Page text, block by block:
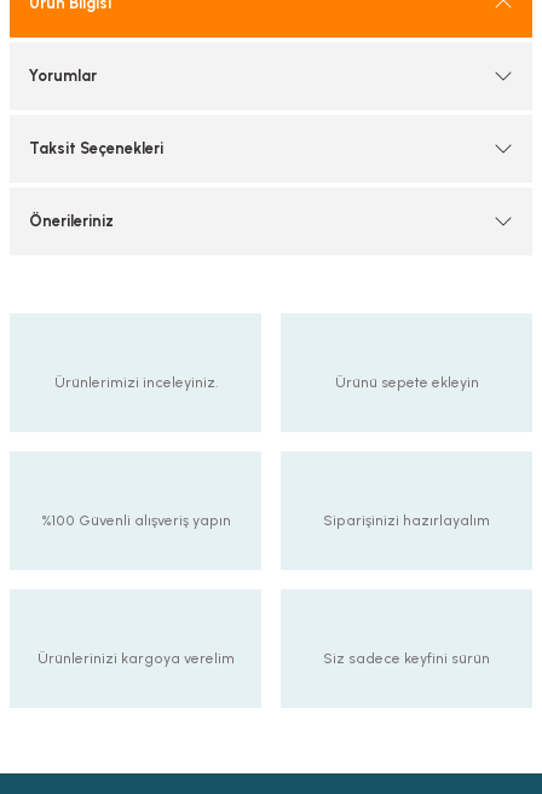
Armatür
Yorumlar
Taksit Seçenekleri
Önerileriniz
Ürünlerimizi inceleyiniz. Ürünü sepete ekleyin
%100 Güvenli alışveriş yapın Siparişinizi hazırlayalım
Ürünlerinizi kargoya verelim Siz sadece keyfini sürün